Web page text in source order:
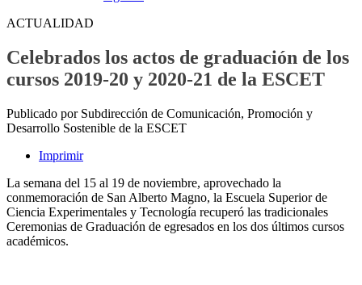
ACTUALIDAD
Celebrados los actos de graduación de los
cursos 2019-20 y 2020-21 de la ESCET
Publicado por Subdirección de Comunicación, Promoción y
Desarrollo Sostenible de la ESCET
Imprimir
La semana del 15 al 19 de noviembre, aprovechado la
conmemoración de San Alberto Magno, la Escuela Superior de
Ciencia Experimentales y Tecnología recuperó las tradicionales
Ceremonias de Graduación de egresados en los dos últimos cursos
académicos.